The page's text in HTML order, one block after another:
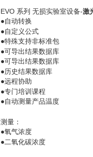
EVO 系列无损实验室设备-激
●自动转换
●自定义公式
●特殊支持非标准包
●可导出结果数据库
●可导出结果数据库
●历史结果数据库
●远程协助
●专门培训课程
●自动测量产品温度
测量：
●氧气浓度
●二氧化碳浓度